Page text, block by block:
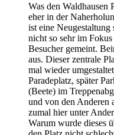
Was den Waldhausen
eher in der
ist eine
nicht so sehr im
Besucher gemeint.
aus. Dieser zentrale
mal wieder
Paradeplatz, später
(Beete) im
und von den Anderen
zumal hier unter
Warum wurde dieses